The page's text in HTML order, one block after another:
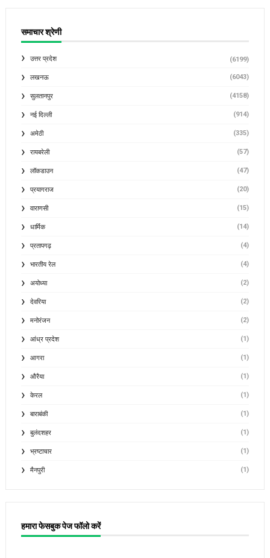
समाचार श्रेणी
उत्तर प्रदेश (6199)
लखनऊ (6043)
सुलतानपुर (4158)
नई दिल्ली (914)
अमेठी (335)
रायबरेली (57)
लॉकडाउन (47)
प्रयागराज (20)
वाराणसी (15)
धार्मिक (14)
प्रतापगढ़ (4)
भारतीय रेल (4)
अयोध्या (2)
देवरिया (2)
मनोरंजन (2)
आंध्र प्रदेश (1)
आगरा (1)
औरैया (1)
केरल (1)
बाराबंकी (1)
बुलंदशहर (1)
भ्रष्टाचार (1)
मैनपुरी (1)
हमारा फेसबुक पेज फॉलो करें